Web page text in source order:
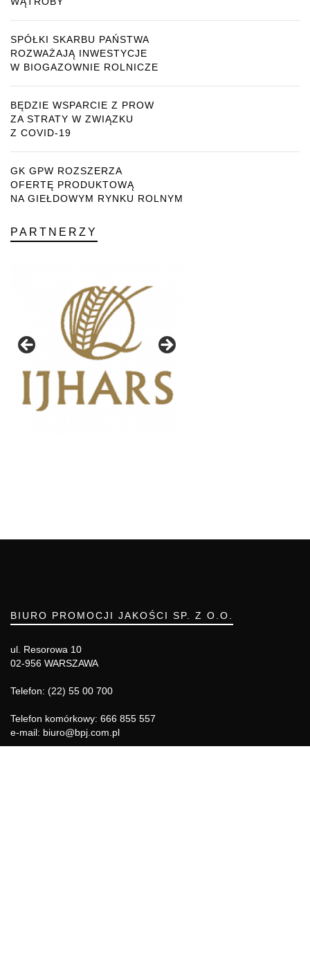
SPÓŁKI SKARBU PAŃSTWA
ROZWAŻAJĄ INWESTYCJE
W BIOGAZOWNIE ROLNICZE
BĘDZIE WSPARCIE Z PROW
ZA STRATY W ZWIĄZKU
Z COVID-19
GK GPW ROZSZERZA
OFERTĘ PRODUKTOWĄ
NA GIEŁDOWYM RYNKU ROLNYM
PARTNERZY
BIURO PROMOCJI JAKOŚCI SP. Z O.O.
ul. Resorowa 10
02-956 WARSZAWA
Telefon: (22) 55 00 700
Telefon komórkowy: 666 855 557
e-mail: biuro@bpj.com.pl